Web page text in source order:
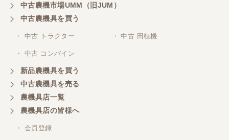
中古農機市場UMM（旧JUM）
中古農機具を買う
・ 中古 トラクター ・ 中古 田植機
・ 中古 コンバイン
新品農機具を買う
中古農機具を売る
農機具店一覧
農機具店の皆様へ
・ 会員登録